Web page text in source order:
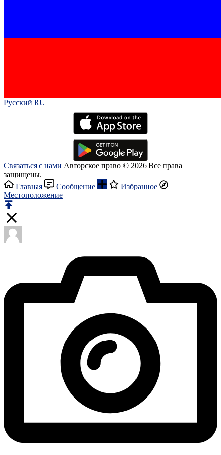
Русский RU‎
Связаться с нами Авторское право © 2026 Все права
защищены.
Главная
Сообщение
Избранное
Местоположение